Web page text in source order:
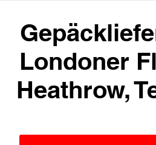
Londoner
Heathrow,